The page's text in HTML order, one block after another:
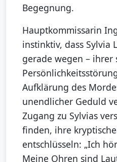
Begegnung.
Hauptkommissarin
instinktiv, dass Sylvia
gerade wegen – ihrer
Aufklärung des
unendlicher Geduld
Zugang zu Sylvias
finden, ihre
entschlüsseln: „Ich
Meine Ohren sind